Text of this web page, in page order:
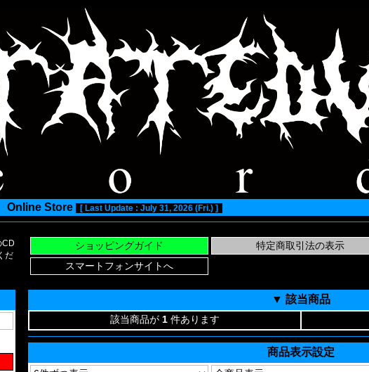
Online Store [ Last Update : July 31, 2026 (Fri.) ]
CD
だ
▼ 該当商品
該当商品が 1 件あります
商品表示設定